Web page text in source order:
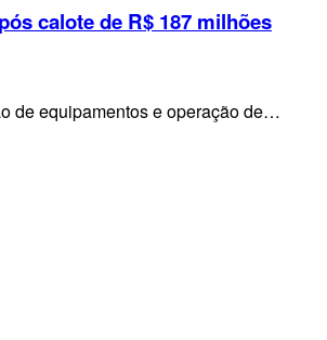
calote de R$ 187 milhões
de equipamentos e operação de…